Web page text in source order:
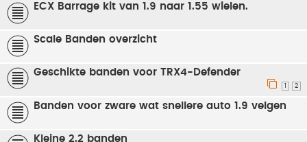
ECX Barrage kit van 1.9 naar 1.55 wielen.
Scale Banden overzicht
Geschikte banden voor TRX4-Defender
2
Banden voor zware wat snellere auto 1.9 velgen
Kleine 2.2 banden